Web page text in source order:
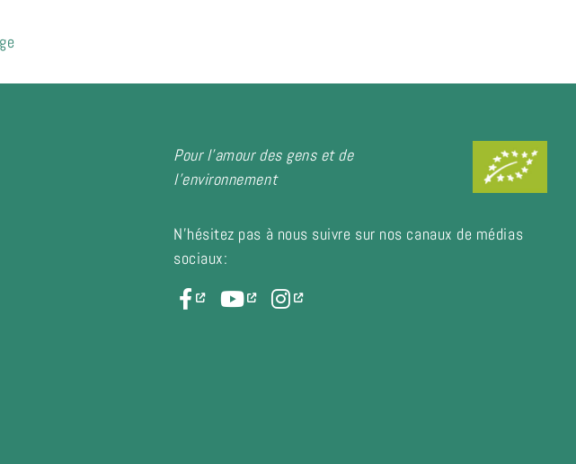
Pour l'amour des gens et de
l'environnement
N'hésitez pas à nous suivre sur nos canaux de médias
sociaux: